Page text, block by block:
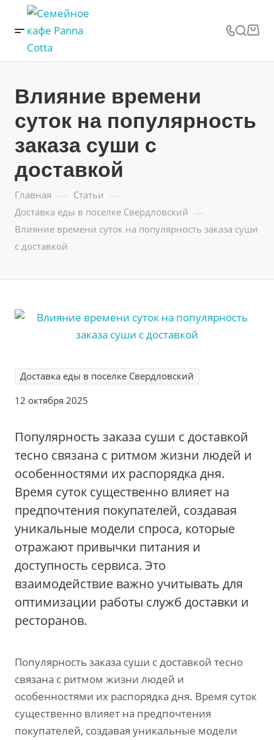
Влияние времени
суток на популярность
заказа суши с
доставкой
Главная — Статьи —
Доставка еды в поселке Свердловский —
Влияние времени суток на популярность заказа суши
с доставкой
Доставка еды в поселке Свердловский
12 октября 2025
Популярность заказа суши с доставкой
тесно связана с ритмом жизни людей и
особенностями их распорядка дня.
Время суток существенно влияет на
предпочтения покупателей, создавая
уникальные модели спроса, которые
отражают привычки питания и
доступность сервиса. Это
взаимодействие важно учитывать для
оптимизации работы служб доставки и
ресторанов.
Популярность заказа суши с доставкой тесно
связана с ритмом жизни людей и
особенностями их распорядка дня. Время суток
существенно влияет на предпочтения
покупателей, создавая уникальные модели